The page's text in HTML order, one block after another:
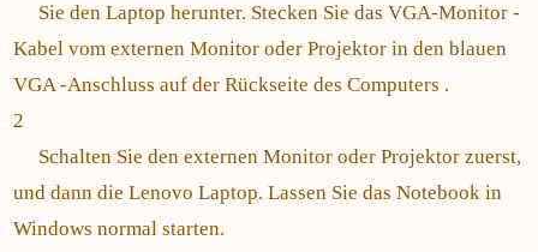
Sie den Laptop herunter. Stecken Sie das VGA-Monitor -
Kabel vom externen Monitor oder Projektor in den blauen
VGA -Anschluss auf der Rückseite des Computers .
2
Schalten Sie den externen Monitor oder Projektor zuerst,
und dann die Lenovo Laptop. Lassen Sie das Notebook in
Windows normal starten.